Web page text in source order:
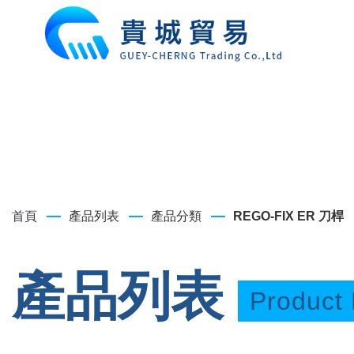
首頁 產品列表 產品分類 REGO-FIX ER 刀桿
產品列表 Product